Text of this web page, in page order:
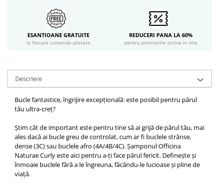
ESANTIOANE GRATUITE
la fiecare comanda plasata
REDUCERI PANA LA 60%
pentru promotiile active in site
Descriere
Bucle fantastice, îngrijire excepțională: este posibil pentru părul
tău ultra-creț?
Știm cât de important este pentru tine să ai grijă de părul tău, mai
ales dacă ai bucle greu de controlat, cum ar fi buclele strânse,
dense (3C) sau buclele afro (4A/4B/4C). Șamponul Officina
Naturae Curly este aici pentru a-ți face părul fericit. Definește și
înmoaie buclele fără a le îngreuna, făcându-le lucioase și pline de
viață.